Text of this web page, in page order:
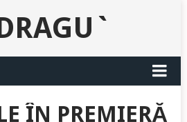
ÎN PREMIERĂ